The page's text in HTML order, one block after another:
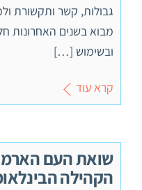
גבולות, קשר ותקשורת
מבוא בשנים האחרונות
ובשימוש […]
קרא עוד
שואת העם
הקהילה